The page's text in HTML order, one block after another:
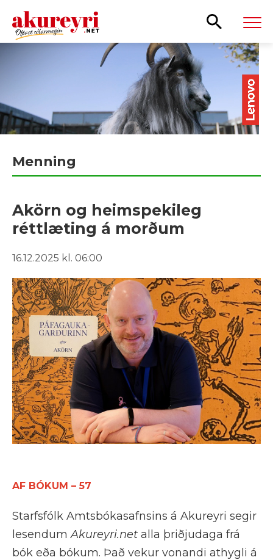
Menning
Akörn og heimspekileg
réttlæting á morðum
16.12.2025 kl. 06:00
AF BÓKUM – 57
Starfsfólk Amtsbókasafnsins á Akureyri segir
lesendumAkureyri.net alla þriðjudaga frá
bók eða bókum. Það vekur vonandi athygli á